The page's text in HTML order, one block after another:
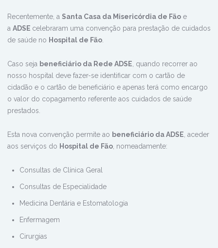
Recentemente, a Santa Casa da Misericórdia de Fão e
a ADSE celebraram uma convenção para prestação de cuidados
de saúde no Hospital de Fão
Caso seja beneficiário da Rede ADSE , quando recorrer ao
nosso hospital deve fazer-se identificar com o cartão de
cidadão e o cartão de beneficiário e apenas terá como encargo
o valor do copagamento referente aos cuidados de saúde
prestados.
Esta nova convenção permite ao beneficiário da ADSE , aceder
aos serviços do Hospital de Fão , nomeadamente:
Consultas de Clínica Geral
Consultas de Especialidade
Medicina Dentária e Estomatologia
Enfermagem
Cirurgias